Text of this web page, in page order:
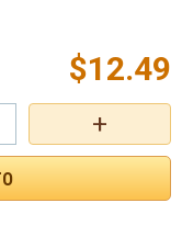
+
$12.49